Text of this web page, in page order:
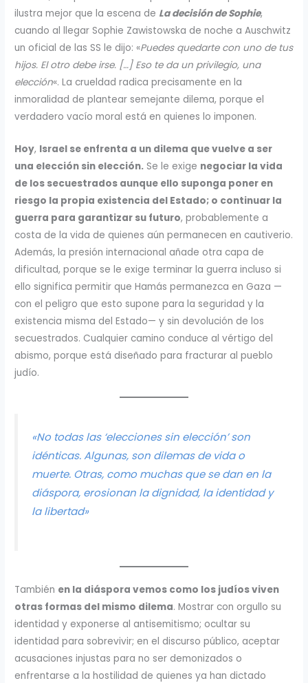
ilustra mejor que la escena de La decisión de Sophie,
cuando al llegar Sophie Zawistowska de noche a Auschwitz
un oficial de las SS le dijo: «Puedes quedarte con uno de tus
hijos. El otro debe irse. […] Eso te da un privilegio, una
elección«. La crueldad radica precisamente en la
inmoralidad de plantear semejante dilema, porque el
verdadero vacío moral está en quienes lo imponen.
Hoy, Israel se enfrenta a un dilema que vuelve a ser
una elección sin elección. Se le exige negociar la vida
de los secuestrados aunque ello suponga poner en
riesgo la propia existencia del Estado; o continuar la
guerra para garantizar su futuro, probablemente a
costa de la vida de quienes aún permanecen en cautiverio.
Además, la presión internacional añade otra capa de
dificultad, porque se le exige terminar la guerra incluso si
ello significa permitir que Hamás permanezca en Gaza —
con el peligro que esto supone para la seguridad y la
existencia misma del Estado— y sin devolución de los
secuestrados. Cualquier camino conduce al vértigo del
abismo, porque está diseñado para fracturar al pueblo
judío.
«No todas las ‘elecciones sin elección’ son
idénticas. Algunas, son dilemas de vida o
muerte. Otras, como muchas que se dan en la
diáspora, erosionan la dignidad, la identidad y
la libertad»
También en la diáspora vemos como los judíos viven
otras formas del mismo dilema. Mostrar con orgullo su
identidad y exponerse al antisemitismo; ocultar su
identidad para sobrevivir; en el discurso público, aceptar
acusaciones injustas para no ser demonizados o
enfrentarse a la hostilidad de quienes ya han dictado